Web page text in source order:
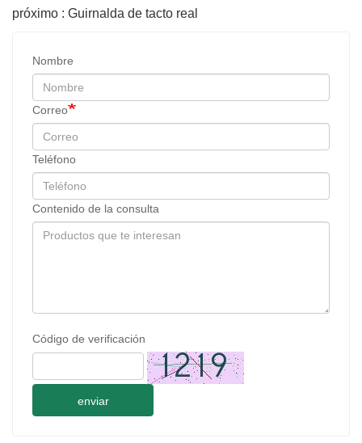
próximo : Guirnalda de tacto real
Nombre
Correo
Teléfono
Contenido de la consulta
Código de verificación
enviar